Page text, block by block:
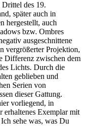
Drittel des 19.
später auch in
hergestellt, auch
bzw. Ombres
ausgeschnittene
vergrößerter Projektion,
Differenz zwischen dem
Lichts. Durch die
geblieben und
Serien von
dieser Gattung.
vorliegend, in
erhaltenes Exemplar mit
sehe was, was Du